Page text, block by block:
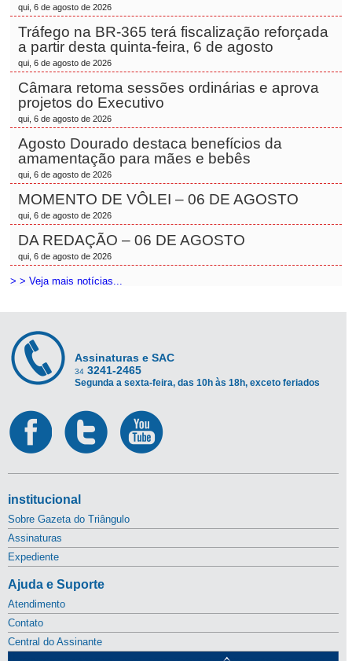
qui, 6 de agosto de 2026
Tráfego na BR-365 terá fiscalização reforçada
a partir desta quinta-feira, 6 de agosto
qui, 6 de agosto de 2026
Câmara retoma sessões ordinárias e aprova
projetos do Executivo
qui, 6 de agosto de 2026
Agosto Dourado destaca benefícios da
amamentação para mães e bebês
qui, 6 de agosto de 2026
MOMENTO DE VÔLEI – 06 DE AGOSTO
qui, 6 de agosto de 2026
DA REDAÇÃO – 06 DE AGOSTO
qui, 6 de agosto de 2026
> > Veja mais notícias...
Assinaturas e SAC
34 3241-2465
Segunda a sexta-feira, das 10h às 18h, exceto feriados
institucional
Sobre Gazeta do Triângulo
Assinaturas
Expediente
Ajuda e Suporte
Atendimento
Contato
Central do Assinante